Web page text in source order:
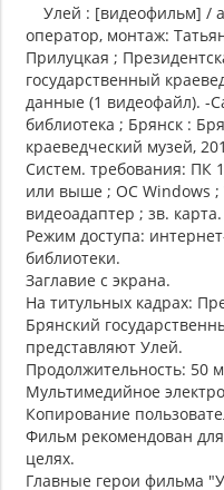
Улей : [видеофильм] /
оператор, монтаж:
Прилуцкая ;
государственный
данные (1 видеофайл). -
библиотека ; Брянск :
краеведческий музей,
Систем. требования:
или выше ; ОС Windows ;
видеоадаптер ; зв. карта.
Режим доступа:
библиотеки.
Заглавие с экрана.
На титульных кадрах:
Брянский
представляют Улей.
Продолжительность: 50
Мультимедийное
Копирование
Фильм рекомендован
целях.
Главные герои фильма